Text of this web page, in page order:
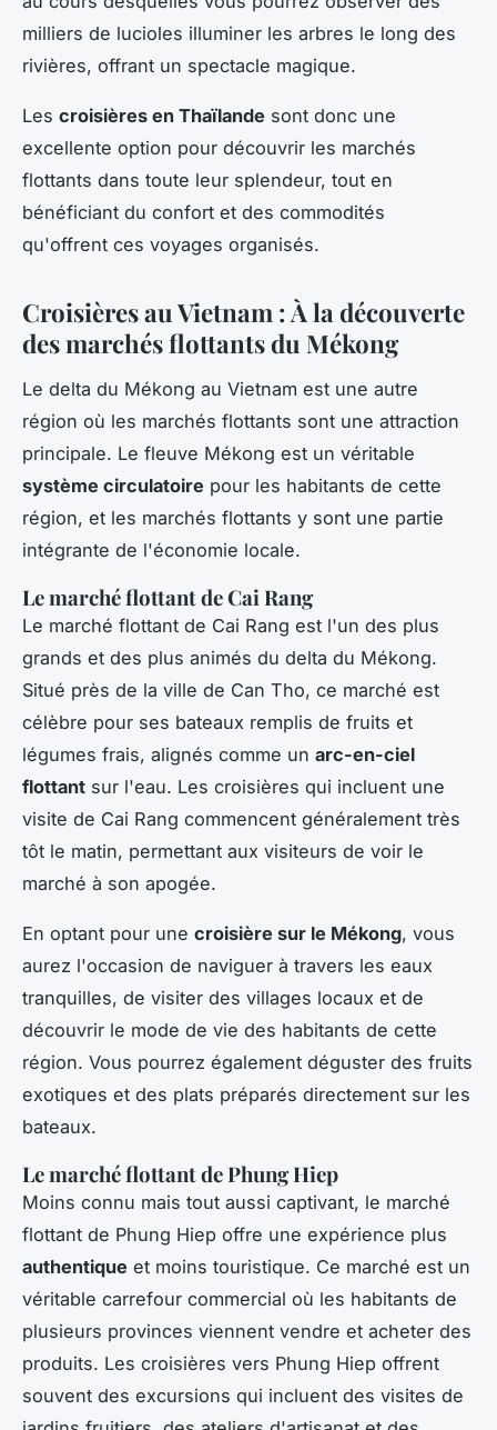
milliers de lucioles illuminer les arbres le long des
rivières, offrant un spectacle magique.
Les croisières en Thaïlande sont donc une
excellente option pour découvrir les marchés
flottants dans toute leur splendeur, tout en
bénéficiant du confort et des commodités
qu'offrent ces voyages organisés.
Croisières au Vietnam : À la découverte
des marchés flottants du Mékong
Le delta du Mékong au Vietnam est une autre
région où les marchés flottants sont une attraction
principale. Le fleuve Mékong est un véritable
système circulatoire pour les habitants de cette
région, et les marchés flottants y sont une partie
intégrante de l'économie locale.
Le marché flottant de Cai Rang
Le marché flottant de Cai Rang est l'un des plus
grands et des plus animés du delta du Mékong.
Situé près de la ville de Can Tho, ce marché est
célèbre pour ses bateaux remplis de fruits et
légumes frais, alignés comme un arc-en-ciel
flottant sur l'eau. Les croisières qui incluent une
visite de Cai Rang commencent généralement très
tôt le matin, permettant aux visiteurs de voir le
marché à son apogée.
En optant pour une croisière sur le Mékong, vous
aurez l'occasion de naviguer à travers les eaux
tranquilles, de visiter des villages locaux et de
découvrir le mode de vie des habitants de cette
région. Vous pourrez également déguster des fruits
exotiques et des plats préparés directement sur les
bateaux.
Le marché flottant de Phung Hiep
Moins connu mais tout aussi captivant, le marché
flottant de Phung Hiep offre une expérience plus
authentique et moins touristique. Ce marché est un
véritable carrefour commercial où les habitants de
plusieurs provinces viennent vendre et acheter des
produits. Les croisières vers Phung Hiep offrent
souvent des excursions qui incluent des visites de